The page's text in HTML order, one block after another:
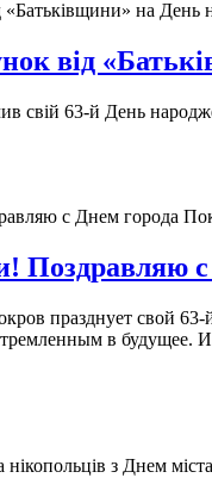
від
свій 63-й День
Поздравляю
празднует свой 63-
в будущее.